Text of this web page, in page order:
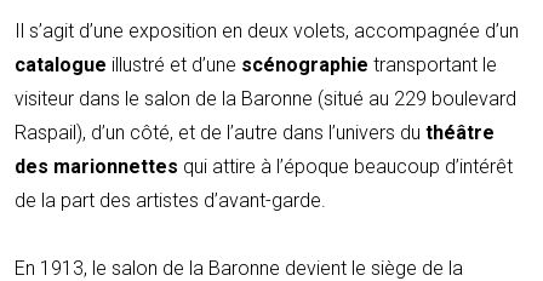
Il s’agit d’une exposition en deux volets, accompagnée d’un
catalogue illustré et d’une scénographie transportant le
visiteur dans le salon de la Baronne (situé au 229 boulevard
Raspail), d’un côté, et de l’autre dans l’univers du théâtre
des marionnettes qui attire à l’époque beaucoup d’intérêt
de la part des artistes d’avant-garde.
En 1913, le salon de la Baronne devient le siège de la